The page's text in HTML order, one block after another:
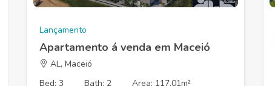
Lançamento
Apartamento á venda em Maceió
AL, Maceió
Bed: 3
Bath: 2 Area: 117.01m²